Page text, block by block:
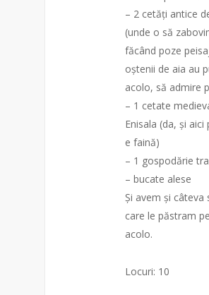
– 2 cetăți antice
(unde o să
făcând poze
oștenii de aia au
acolo, să admire
– 1 cetate
Enisala (da, și aici
e faină)
– 1 gospodărie
– bucate alese
Și avem și câteva
care le păstram
acolo.
Locuri: 10